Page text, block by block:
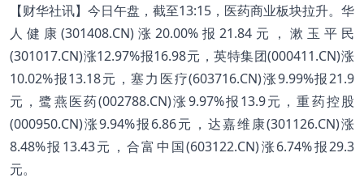
【财华社讯】今日午盘，截至13:15，医药商业板块拉升。华
人健康(301408.CN)涨20.00%报21.84元，漱玉平民
(301017.CN)涨12.97%报16.98元，英特集团(000411.CN)涨
10.02%报13.18元，塞力医疗(603716.CN)涨9.99%报21.9
元，鹭燕医药(002788.CN)涨9.97%报13.9元，重药控股
(000950.CN)涨9.94%报6.86元，达嘉维康(301126.CN)涨
8.48%报13.43元，合富中国(603122.CN)涨6.74%报29.3
元。